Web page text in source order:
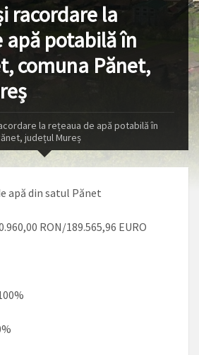
racordare la
apă potabilă în
comuna Pănet,
la rețeaua de apă potabilă în
județul Mureș
apă din satul Pănet
RON/189.565,96 EURO